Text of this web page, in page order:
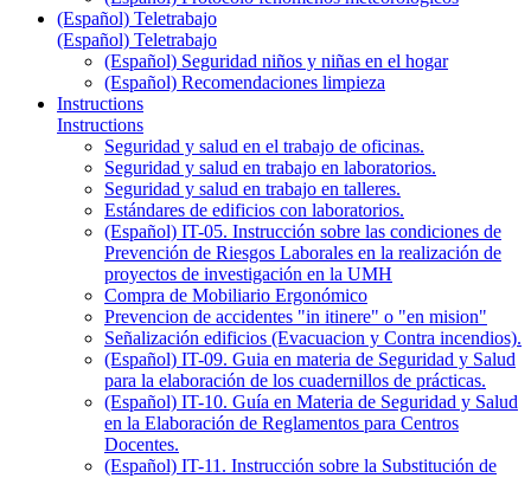
(Español) Teletrabajo
(Español) Teletrabajo
(Español) Seguridad niños y niñas en el hogar
(Español) Recomendaciones limpieza
Instructions
Instructions
Seguridad y salud en el trabajo de oficinas.
Seguridad y salud en trabajo en laboratorios.
Seguridad y salud en trabajo en talleres.
Estándares de edificios con laboratorios.
(Español) IT-05. Instrucción sobre las condiciones de
Prevención de Riesgos Laborales en la realización de
proyectos de investigación en la UMH
Compra de Mobiliario Ergonómico
Prevencion de accidentes "in itinere" o "en mision"
Señalización edificios (Evacuacion y Contra incendios).
(Español) IT-09. Guia en materia de Seguridad y Salud
para la elaboración de los cuadernillos de prácticas.
(Español) IT-10. Guía en Materia de Seguridad y Salud
en la Elaboración de Reglamentos para Centros
Docentes.
(Español) IT-11. Instrucción sobre la Substitución de